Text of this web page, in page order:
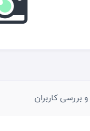
و بررسی کاربران